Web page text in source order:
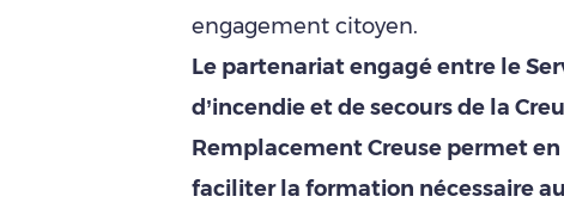
engagement citoyen.
Le partenariat engagé entre le
d’incendie et de secours de la
Remplacement Creuse permet
faciliter la formation nécessaire